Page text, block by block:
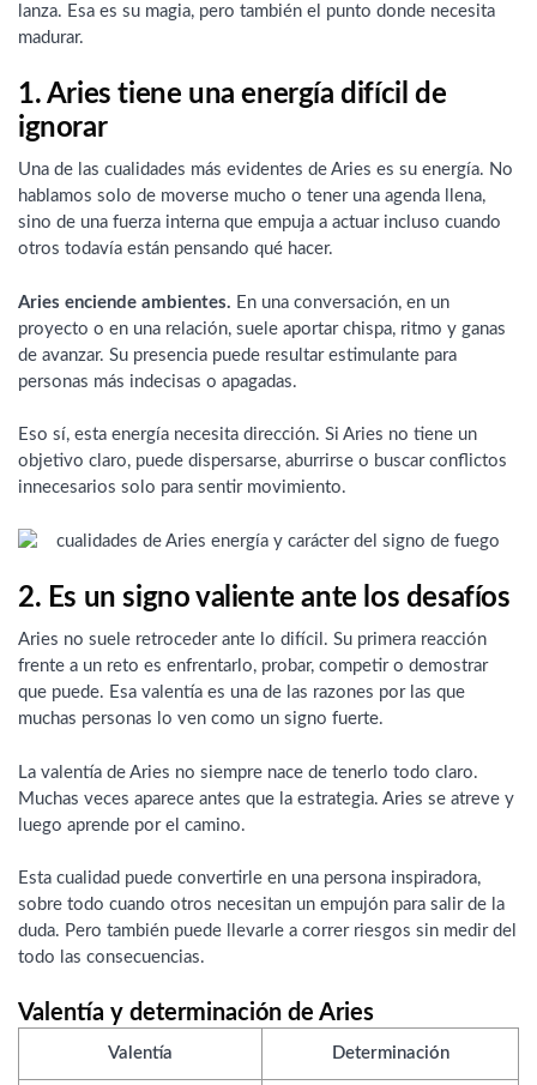
lanza. Esa es su magia, pero también el punto donde necesita
madurar.
1. Aries tiene una energía difícil de
ignorar
Una de las cualidades más evidentes de Aries es su energía. No
hablamos solo de moverse mucho o tener una agenda llena,
sino de una fuerza interna que empuja a actuar incluso cuando
otros todavía están pensando qué hacer.
Aries enciende ambientes. En una conversación, en un
proyecto o en una relación, suele aportar chispa, ritmo y ganas
de avanzar. Su presencia puede resultar estimulante para
personas más indecisas o apagadas.
Eso sí, esta energía necesita dirección. Si Aries no tiene un
objetivo claro, puede dispersarse, aburrirse o buscar conflictos
innecesarios solo para sentir movimiento.
2. Es un signo valiente ante los desafíos
Aries no suele retroceder ante lo difícil. Su primera reacción
frente a un reto es enfrentarlo, probar, competir o demostrar
que puede. Esa valentía es una de las razones por las que
muchas personas lo ven como un signo fuerte.
La valentía de Aries no siempre nace de tenerlo todo claro.
Muchas veces aparece antes que la estrategia. Aries se atreve y
luego aprende por el camino.
Esta cualidad puede convertirle en una persona inspiradora,
sobre todo cuando otros necesitan un empujón para salir de la
duda. Pero también puede llevarle a correr riesgos sin medir del
todo las consecuencias.
Valentía y determinación de Aries
Valentía Determinación